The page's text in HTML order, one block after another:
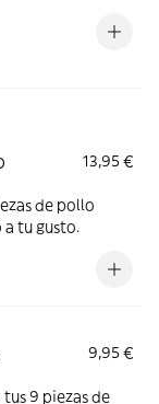
13,95 €
de pollo
tu gusto.
9,95 €
9 piezas de